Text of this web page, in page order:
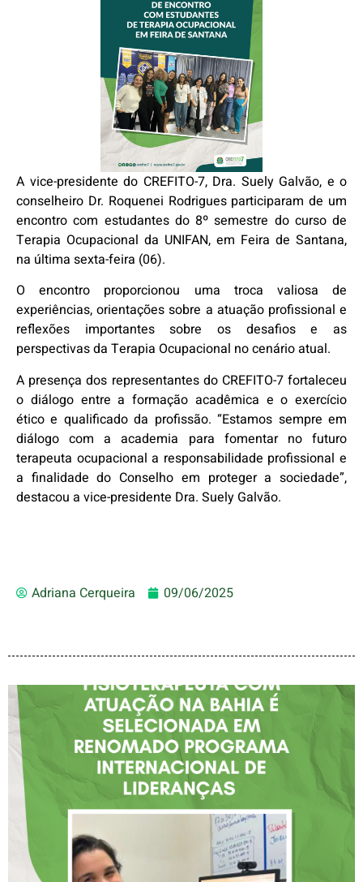
A vice-presidente do CREFITO-7, Dra. Suely Galvão, e o
conselheiro Dr. Roquenei Rodrigues participaram de um
encontro com estudantes do 8º semestre do curso de
Terapia Ocupacional da UNIFAN, em Feira de Santana,
na última sexta-feira (06).
O encontro proporcionou uma troca valiosa de
experiências, orientações sobre a atuação profissional e
reflexões importantes sobre os desafios e as
perspectivas da Terapia Ocupacional no cenário atual.
A presença dos representantes do CREFITO-7 fortaleceu
o diálogo entre a formação acadêmica e o exercício
ético e qualificado da profissão. “Estamos sempre em
diálogo com a academia para fomentar no futuro
terapeuta ocupacional a responsabilidade profissional e
a finalidade do Conselho em proteger a sociedade”,
destacou a vice-presidente Dra. Suely Galvão.
Adriana Cerqueira 09/06/2025
FISIOTERAPEUTA COM
ATUAÇÃO NA BAHIA É
SELECIONADA EM
RENOMADO PROGRAMA
INTERNACIONAL DE
LIDERANÇAS